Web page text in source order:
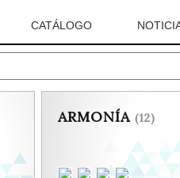
CATÁLOGO
ARMONÍA (12)